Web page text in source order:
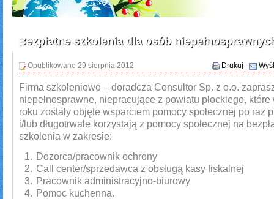
Bezpłatne szkolenia dla osób
Opublikowano 29 sierpnia 2012 Drukuj
Firma szkoleniowo – doradcza Consultor Sp. z o.o.
niepełnosprawne, niepracujące z powiatu płockiego, które
roku zostały objęte wsparciem pomocy społecznej po raz
i/lub długotrwale korzystają z pomocy społecznej na
szkolenia w zakresie:
Dozorca/pracownik ochrony
Call center/sprzedawca z obsługą kasy fiskalnej
Pracownik administracyjno-biurowy
Pomoc kuchenna.